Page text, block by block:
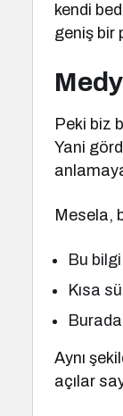
kendi
geniş bir
Peki biz
Yani
Mesela,
Bu
Kısa
Aynı
açılar